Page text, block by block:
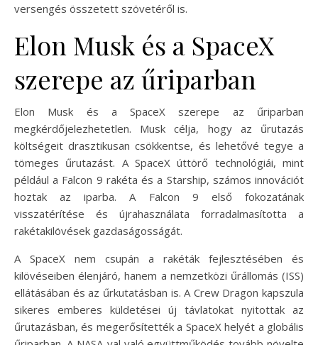
versengés összetett szövetéről is.
Elon Musk és a SpaceX
szerepe az űriparban
Elon Musk és a SpaceX szerepe az űriparban
megkérdőjelezhetetlen. Musk célja, hogy az űrutazás
költségeit drasztikusan csökkentse, és lehetővé tegye a
tömeges űrutazást. A SpaceX úttörő technológiái, mint
például a Falcon 9 rakéta és a Starship, számos innovációt
hoztak az iparba. A Falcon 9 első fokozatának
visszatérítése és újrahasználata forradalmasította a
rakétakilövések gazdaságosságát.
A SpaceX nem csupán a rakéták fejlesztésében és
kilövéseiben élenjáró, hanem a nemzetközi űrállomás (ISS)
ellátásában és az űrkutatásban is. A Crew Dragon kapszula
sikeres emberes küldetései új távlatokat nyitottak az
űrutazásban, és megerősítették a SpaceX helyét a globális